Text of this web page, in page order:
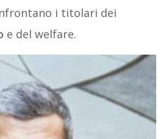
i titolari dei
e del welfare.